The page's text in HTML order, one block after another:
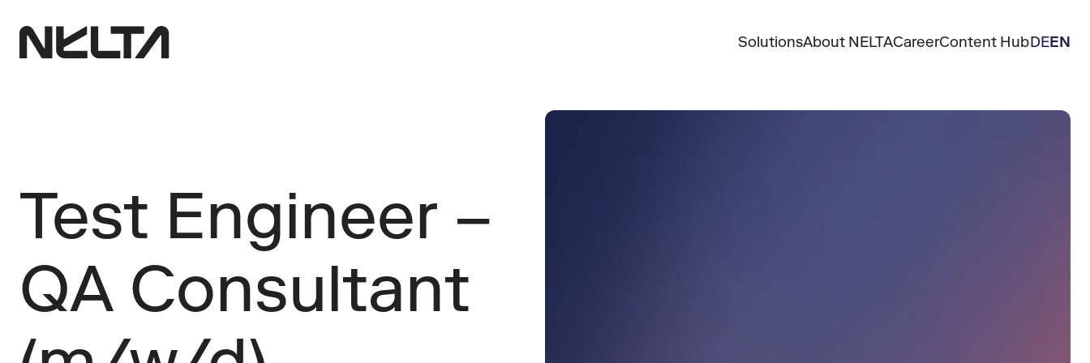
SolutionsAbout NELTACareerContent HubDEEN
Test Engineer –
QA Consultant